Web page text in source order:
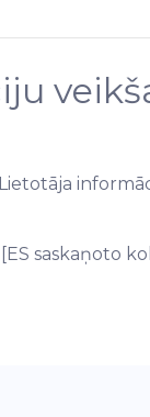
saskaņoto